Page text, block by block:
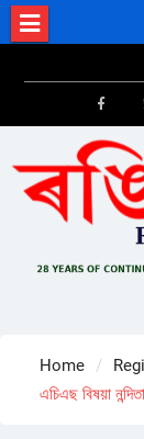
Skip
to
Home
এচিএছ বিষয়া